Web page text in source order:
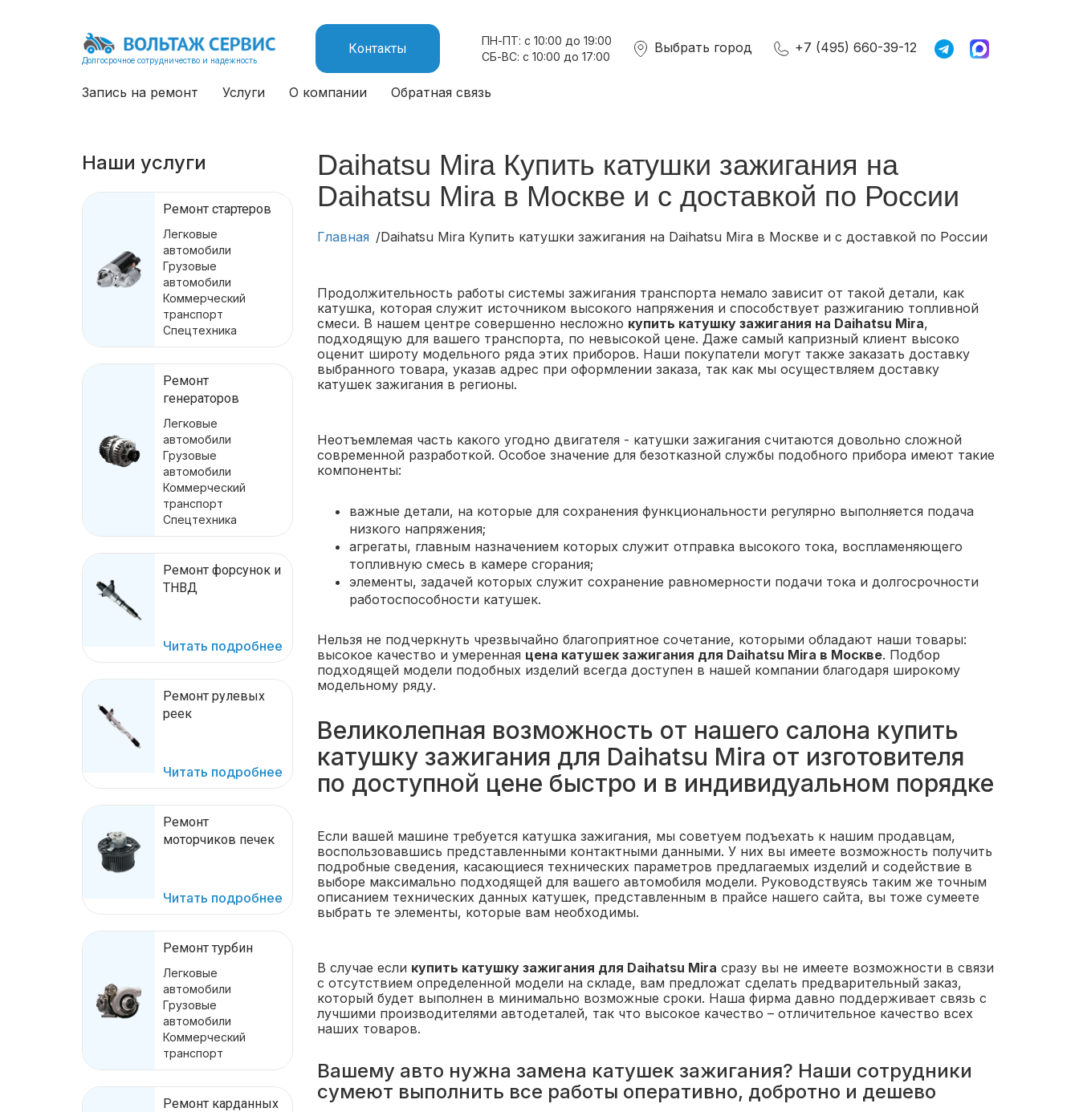
Долгосрочное сотрудничество и надежность
Запись на ремонт Услуги О компании Обратная связь
Контакты
ПН-ПТ: с 10:00 до 19:00
СБ-ВС: с 10:00 до 17:00
Выбрать город +7 (495) 660-39-12
Наши услуги
Ремонт стартеров
Легковые
автомобили
Грузовые
автомобили
Коммерческий
транспорт
Спецтехника
Ремонт
генераторов
Легковые
автомобили
Грузовые
автомобили
Коммерческий
транспорт
Спецтехника
Ремонт форсунок и
ТНВД
Читать подробнее
Ремонт рулевых
реек
Читать подробнее
Ремонт
моторчиков печек
Читать подробнее
Ремонт турбин
Легковые
автомобили
Грузовые
автомобили
Коммерческий
транспорт
Ремонт карданных
Daihatsu Mira Купить катушки зажигания на
Daihatsu Mira в Москве и с доставкой по России
Главная Daihatsu Mira Купить катушки зажигания на Daihatsu Mira в Москве и с доставкой по России
Продолжительность работы системы зажигания транспорта немало зависит от такой детали, как
катушка, которая служит источником высокого напряжения и способствует разжиганию топливной
смеси. В нашем центре совершенно несложно купить катушку зажигания на Daihatsu Mira,
подходящую для вашего транспорта, по невысокой цене. Даже самый капризный клиент высоко
оценит широту модельного ряда этих приборов. Наши покупатели могут также заказать доставку
выбранного товара, указав адрес при оформлении заказа, так как мы осуществляем доставку
катушек зажигания в регионы.
Неотъемлемая часть какого угодно двигателя - катушки зажигания считаются довольно сложной
современной разработкой. Особое значение для безотказной службы подобного прибора имеют такие
компоненты:
важные детали, на которые для сохранения функциональности регулярно выполняется подача
низкого напряжения;
агрегаты, главным назначением которых служит отправка высокого тока, воспламеняющего
топливную смесь в камере сгорания;
элементы, задачей которых служит сохранение равномерности подачи тока и долгосрочности
работоспособности катушек.
Нельзя не подчеркнуть чрезвычайно благоприятное сочетание, которыми обладают наши товары:
высокое качество и умеренная цена катушек зажигания для Daihatsu Mira в Москве. Подбор
подходящей модели подобных изделий всегда доступен в нашей компании благодаря широкому
модельному ряду.
Великолепная возможность от нашего салона купить
катушку зажигания для Daihatsu Mira от изготовителя
по доступной цене быстро и в индивидуальном порядке
Если вашей машине требуется катушка зажигания, мы советуем подъехать к нашим продавцам,
воспользовавшись представленными контактными данными. У них вы имеете возможность получить
подробные сведения, касающиеся технических параметров предлагаемых изделий и содействие в
выборе максимально подходящей для вашего автомобиля модели. Руководствуясь таким же точным
описанием технических данных катушек, представленным в прайсе нашего сайта, вы тоже сумеете
выбрать те элементы, которые вам необходимы.
В случае если купить катушку зажигания для Daihatsu Mira сразу вы не имеете возможности в связи
с отсутствием определенной модели на складе, вам предложат сделать предварительный заказ,
который будет выполнен в минимально возможные сроки. Наша фирма давно поддерживает связь с
лучшими производителями автодеталей, так что высокое качество – отличительное качество всех
наших товаров.
Вашему авто нужна замена катушек зажигания? Наши сотрудники
сумеют выполнить все работы оперативно, добротно и дешево